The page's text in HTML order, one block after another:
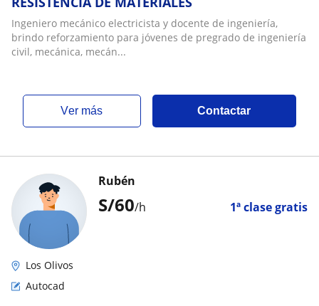
Ingeniero mecánico electricista y docente de ingeniería,
brindo reforzamiento para jóvenes de pregrado de ingeniería
civil, mecánica, mecán...
ver más Contactar
S/60/h 1ª clase gratis
Rubén
Los Olivos
Autocad